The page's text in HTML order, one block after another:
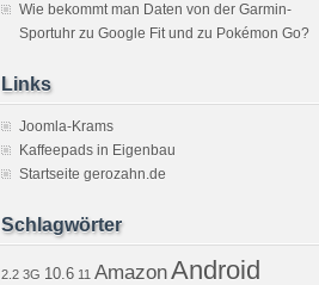
Wie bekommt man Daten von der Garmin-
Sportuhr zu Google Fit und zu Pokémon Go?
Links
Joomla-Krams
Kaffeepads in Eigenbau
Startseite gerozahn.de
Schlagwörter
2.2 3G 10.6 11 AmazonAndroid